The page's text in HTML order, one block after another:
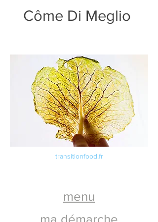
Côme Di Meglio
transitionfood.fr
menu
ma démarche